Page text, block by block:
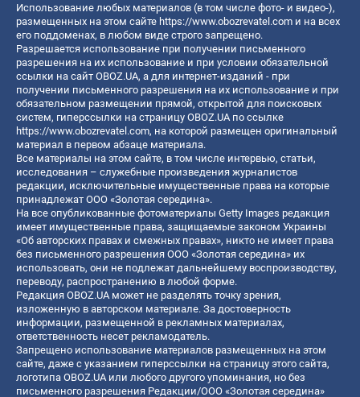
Использование любых материалов (в том числе фото- и видео-),
размещенных на этом сайте https://www.obozrevatel.com и на всех
его поддоменах, в любом виде строго запрещено.
Разрешается использование при получении письменного
разрешения на их использование и при условии обязательной
ссылки на сайт OBOZ.UA, а для интернет-изданий - при
получении письменного разрешения на их использование и при
обязательном размещении прямой, открытой для поисковых
систем, гиперссылки на страницу OBOZ.UA по ссылке
https://www.obozrevatel.com, на которой размещен оригинальный
материал в первом абзаце материала.
Все материалы на этом сайте, в том числе интервью, статьи,
исследования – служебные произведения журналистов
редакции, исключительные имущественные права на которые
принадлежат ООО «Золотая середина».
На все опубликованные фотоматериалы Getty Images редакция
имеет имущественные права, защищаемые законом Украины
«Об авторских правах и смежных правах», никто не имеет права
без письменного разрешения ООО «Золотая середина» их
использовать, они не подлежат дальнейшему воспроизводству,
переводу, распространению в любой форме.
Редакция OBOZ.UA может не разделять точку зрения,
изложенную в авторском материале. За достоверность
информации, размещенной в рекламных материалах,
ответственность несет рекламодатель.
Запрещено использование материалов размещенных на этом
сайте, даже с указанием гиперссылки на страницу этого сайта,
логотипа OBOZ.UA или любого другого упоминания, но без
письменного разрешения Редакции/ООО «Золотая середина»